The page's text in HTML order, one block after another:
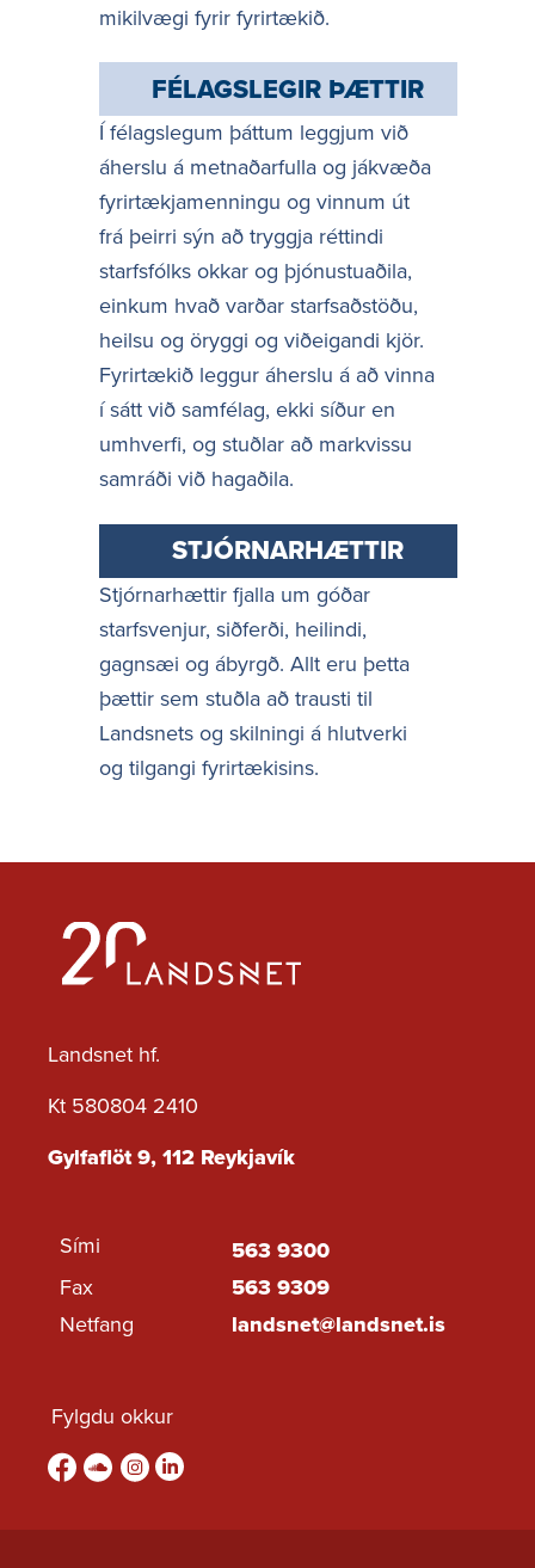
mikilvægi fyrir fyrirtækið.
FÉLAGSLEGIR ÞÆTTIR
Í félagslegum þáttum leggjum við
áherslu á metnaðarfulla og jákvæða
fyrirtækjamenningu og vinnum út
frá þeirri sýn að tryggja réttindi
starfsfólks okkar og þjónustuaðila,
einkum hvað varðar starfsaðstöðu,
heilsu og öryggi og viðeigandi kjör.
Fyrirtækið leggur áherslu á að vinna
í sátt við samfélag, ekki síður en
umhverfi, og stuðlar að markvissu
samráði við hagaðila.
STJÓRNARHÆTTIR
Stjórnarhættir fjalla um góðar
starfsvenjur, siðferði, heilindi,
gagnsæi og ábyrgð. Allt eru þetta
þættir sem stuðla að trausti til
Landsnets og skilningi á hlutverki
og tilgangi fyrirtækisins.
Landsnet hf.
Kt 580804 2410
Gylfaflöt 9, 112 Reykjavík
Sími
563 9300
Fax
563 9309
Netfang
landsnet@landsnet.is
Fylgdu okkur
Fylgdu okkur á Facebook
sound-cloud
Fylgdu okkur á Instagram
Fylgdu okkur á Linkedin